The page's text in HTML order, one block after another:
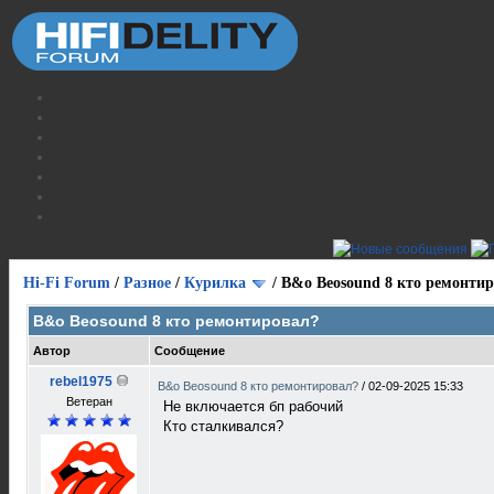
Hi-Fi Forum / Разное / Курилка / B&o Beosound 8 кто
B&o Beosound 8 кто ремонтировал?
Автор Сообщение
rebel1975
Ветеран
B&o Beosound 8 кто ремонтировал? / 02-09-2025 15:33
Не включается бп рабочий
Кто сталкивался?